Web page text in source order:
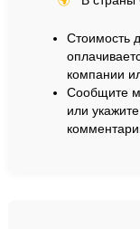
Стоимость
компании
Сообщите
или